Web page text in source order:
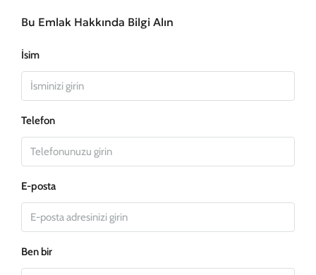
Bu Emlak Hakkında Bilgi Alın
İsim
Telefon
E-posta
Ben bir